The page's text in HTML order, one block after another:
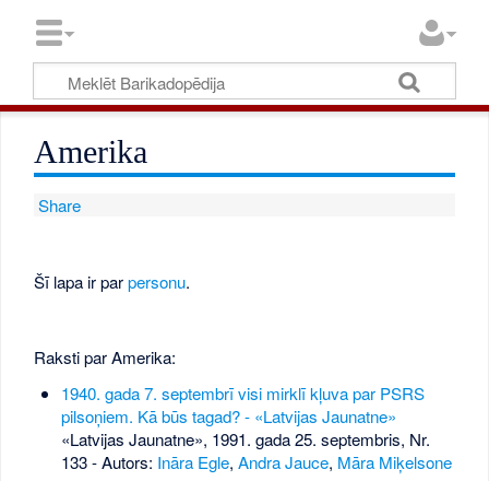
Amerika
Share
Šī lapa ir parpersonu.
Raksti par Amerika:
1940. gada 7. septembrī visi mirklī kļuva par PSRS
pilsoņiem. Kā būs tagad? - «Latvijas Jaunatne»
«Latvijas Jaunatne», 1991. gada 25. septembris, Nr.
133- Autors: Ināra Egle, Andra Jauce, Māra Miķelsone